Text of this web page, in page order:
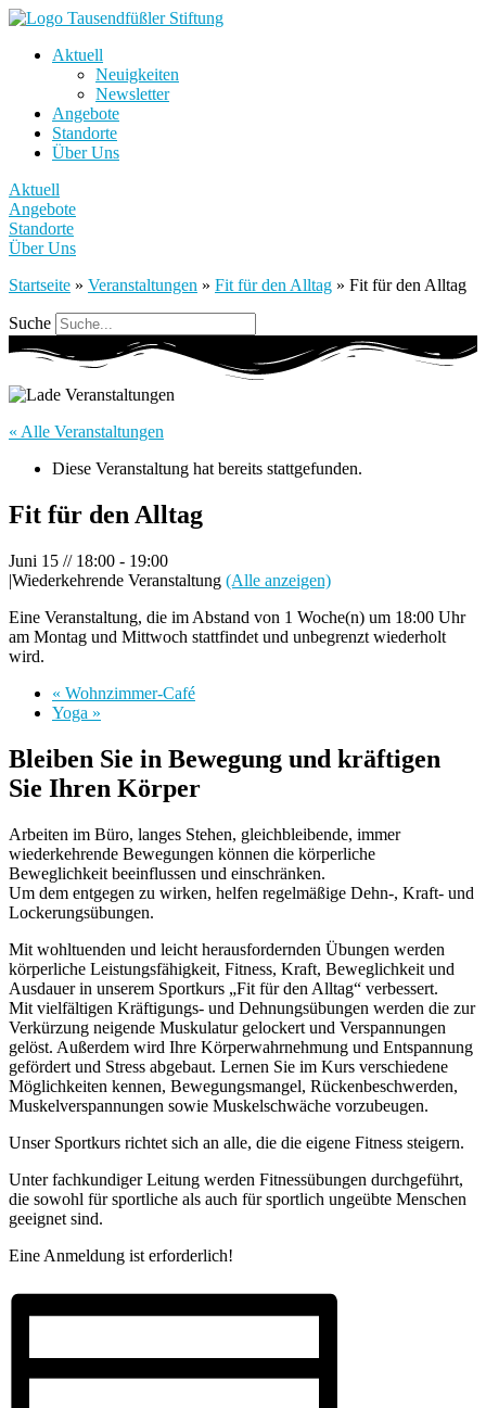
Aktuell
Neuigkeiten
Newsletter
Angebote
Standorte
Über Uns
Aktuell
Angebote
Standorte
Über Uns
Startseite » Veranstaltungen » Fit für den Alltag » Fit für den Alltag
Suche
« Alle Veranstaltungen
Diese Veranstaltung hat bereits stattgefunden.
Fit für den Alltag
Juni 15 // 18:00 - 19:00
|Wiederkehrende Veranstaltung (Alle anzeigen)
Eine Veranstaltung, die im Abstand von 1 Woche(n) um 18:00 Uhr
am Montag und Mittwoch stattfindet und unbegrenzt wiederholt
wird.
« Wohnzimmer-Café
Yoga »
Bleiben Sie in Bewegung und kräftigen
Sie Ihren Körper
Arbeiten im Büro, langes Stehen, gleichbleibende, immer
wiederkehrende Bewegungen können die körperliche
Beweglichkeit beeinflussen und einschränken.
Um dem entgegen zu wirken, helfen regelmäßige Dehn-, Kraft- und
Lockerungsübungen.
Mit wohltuenden und leicht herausfordernden Übungen werden
körperliche Leistungsfähigkeit, Fitness, Kraft, Beweglichkeit und
Ausdauer in unserem Sportkurs „Fit für den Alltag“ verbessert.
Mit vielfältigen Kräftigungs- und Dehnungsübungen werden die zur
Verkürzung neigende Muskulatur gelockert und Verspannungen
gelöst. Außerdem wird Ihre Körperwahrnehmung und Entspannung
gefördert und Stress abgebaut. Lernen Sie im Kurs verschiedene
Möglichkeiten kennen, Bewegungsmangel, Rückenbeschwerden,
Muskelverspannungen sowie Muskelschwäche vorzubeugen.
Unser Sportkurs richtet sich an alle, die die eigene Fitness steigern.
Unter fachkundiger Leitung werden Fitnessübungen durchgeführt,
die sowohl für sportliche als auch für sportlich ungeübte Menschen
geeignet sind.
Eine Anmeldung ist erforderlich!